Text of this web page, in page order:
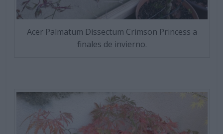
Acer Palmatum Dissectum Crimson Princess a
finales de invierno.